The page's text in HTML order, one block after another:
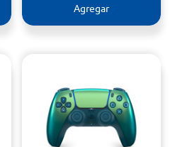
Agregar